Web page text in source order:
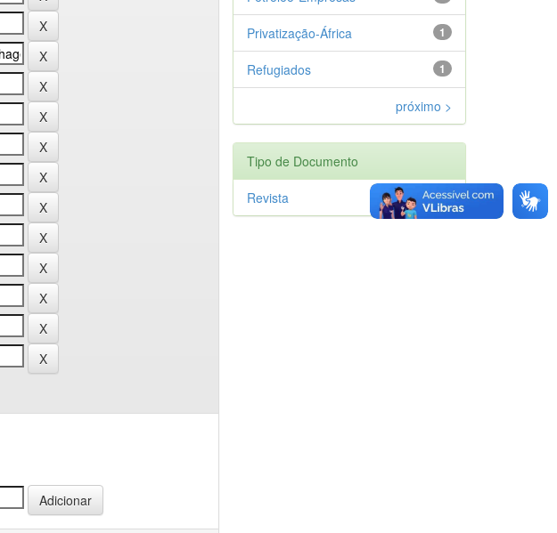
1
Privatização-África
1
Refugiados
próximo >
Tipo de Documento
1
Revista